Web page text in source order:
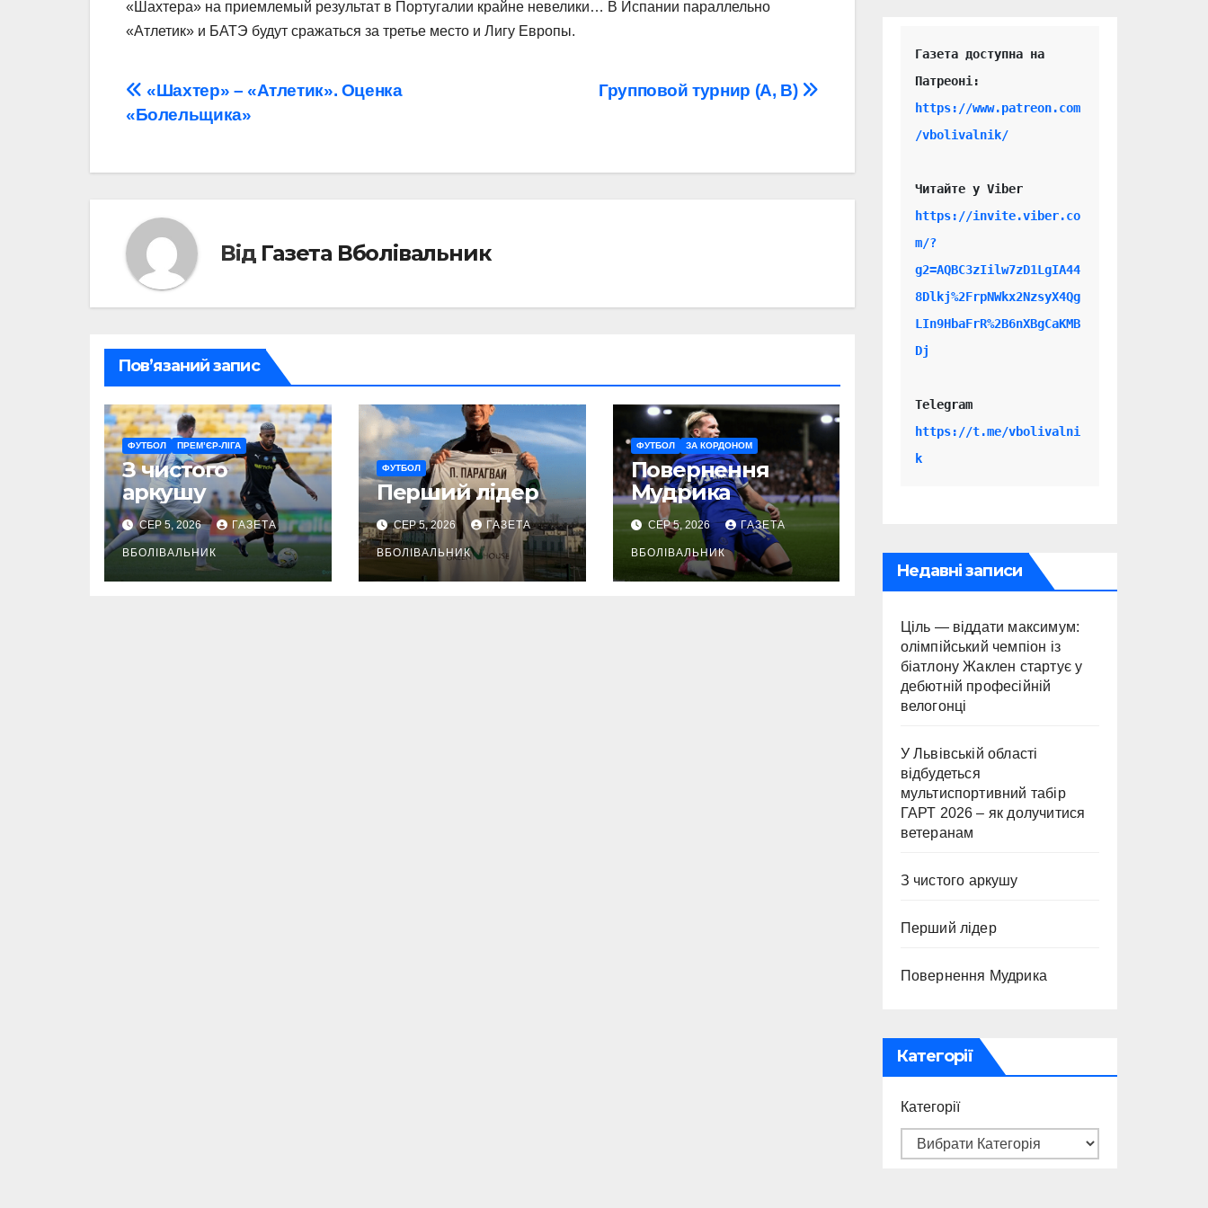
«Шахтера» на приемлемый результат в Португалии крайне невелики… В Испании параллельно
«Атлетик» и БАТЭ будут сражаться за третье место и Лигу Европы.
Навігація
записів
Групповой турнир (А, В)
«Шахтер» – «Атлетик». Оценка
«Болельщика»
Від Газета Вболівальник
Пов’язаний запис
ФУТБОЛ ПРЕМ’ЄР-ЛІГА
З чистого
аркушу
СЕР 5, 2026 ГАЗЕТА
ВБОЛІВАЛЬНИК
ФУТБОЛ
Перший лідер
СЕР 5, 2026 ГАЗЕТА
ВБОЛІВАЛЬНИК
ФУТБОЛ ЗА КОРДОНОМ
Повернення
Мудрика
СЕР 5, 2026 ГАЗЕТА
ВБОЛІВАЛЬНИК
Газета доступна на
https://www.patreon.com
/vbolivalnik/
Читайте у Viber
https://invite.viber.co
m/?
g2=AQBC3zIilw7zD1LgIA44
8Dlkj%2FrpNWkx2NzsyX4Qg
LIn9HbaFrR%2B6nXBgCaKMB
Dj
Telegram
https://t.me/vbolivalni
k
Недавні записи
Ціль — віддати максимум:
олімпійський чемпіон із
біатлону Жаклен стартує у
дебютній професійній
велогонці
У Львівській області
відбудеться
мультиспортивний табір
ГАРТ 2026 – як долучитися
ветеранам
З чистого аркушу
Перший лідер
Повернення Мудрика
Категорії
Категорії